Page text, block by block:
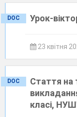
DOC Урок-
23 квітня
DOC
Стаття на
класі,